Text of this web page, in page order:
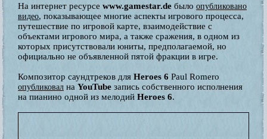
На интернет ресурсе www.gamestar.de было опубликовано
видео, показывающее многие аспекты игрового процесса,
путешествие по игровой карте, взаимодействие с
объектами игрового мира, а также сражения, в одном из
которых присутствовали юниты, предполагаемой, но
официально не объявленной пятой фракции в игре.
Композитор саундтреков для Heroes 6 Paul Romero
опубликовал на YouTube запись собственного исполнения
на пианино одной из мелодий Heroes 6.